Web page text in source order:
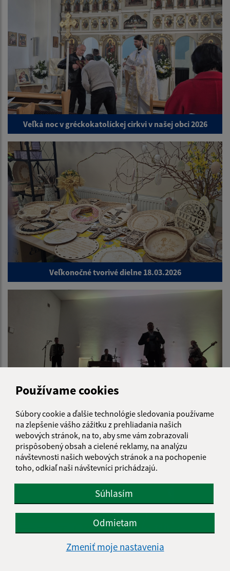
Používame cookies
Súbory cookie a ďalšie technológie sledovania používame
na zlepšenie vášho zážitku z prehliadania našich
webových stránok, na to, aby sme vám zobrazovali
prispôsobený obsah a cielené reklamy, na analýzu
návštevnosti našich webových stránok a na pochopenie
toho, odkiaľ naši návštevníci prichádzajú.
Súhlasím
Odmietam
Zmeniť moje nastavenia
Veľká noc v gréckokatolíckej cirkvi v našej obci 2026
Veľkonočné tvorivé dielne 18.03.2026
Vianočný koncert skupiny Basawel 2026